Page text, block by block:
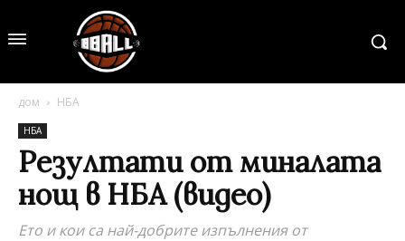
дом НБА
НБА
Резултати от миналата
нощ в НБА (видео)
Ето и кои са най-добрите изпълнения от